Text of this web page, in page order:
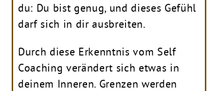
du: Du bist genug, und dieses Gefühl
darf sich in dir ausbreiten.
Durch diese Erkenntnis vom Self
Coaching verändert sich etwas in
deinem Inneren. Grenzen werden